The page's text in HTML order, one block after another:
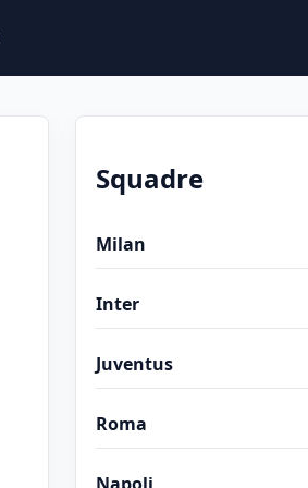
Squadre
Milan
Inter
Juventus
Roma